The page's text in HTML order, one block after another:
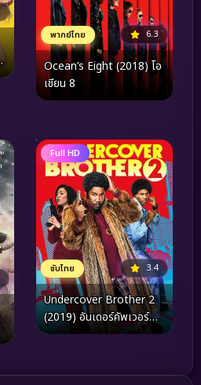
พากย์ไทย 6.3
Ocean’s Eight (2018) โอ
เชียน 8
Full HD
ซับไทย 3.4
Undercover Brother 2
(2019) อันเดอร์คัพเวอร์
บราเธอร์ 2